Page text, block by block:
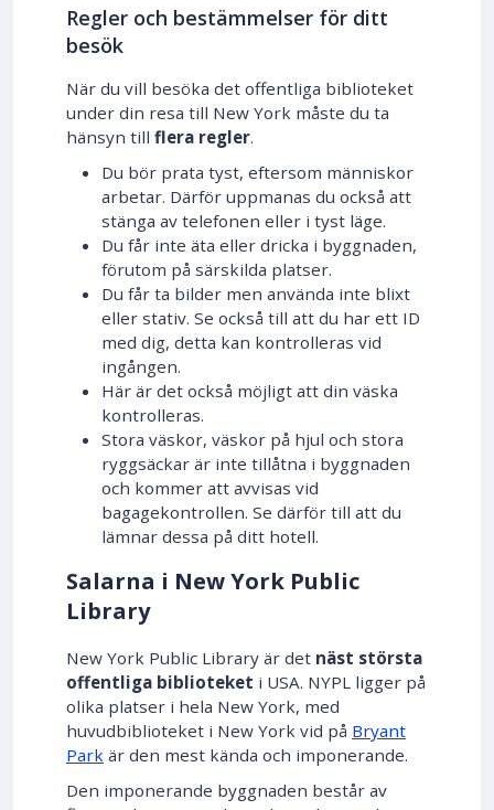
Regler och bestämmelser för ditt
besök
När du vill besöka det offentliga biblioteket
under din resa till New York måste du ta
hänsyn till flera regler.
Du bör prata tyst, eftersom människor
arbetar. Därför uppmanas du också att
stänga av telefonen eller i tyst läge.
Du får inte äta eller dricka i byggnaden,
förutom på särskilda platser.
Du får ta bilder men använda inte blixt
eller stativ. Se också till att du har ett ID
med dig, detta kan kontrolleras vid
ingången.
Här är det också möjligt att din väska
kontrolleras.
Stora väskor, väskor på hjul och stora
ryggsäckar är inte tillåtna i byggnaden
och kommer att avvisas vid
bagagekontrollen. Se därför till att du
lämnar dessa på ditt hotell.
Salarna i New York Public
Library
New York Public Library är det näst största
offentliga biblioteket i USA. NYPL ligger på
olika platser i hela New York, med
huvudbiblioteket i New York vid på Bryant
Park är den mest kända och imponerande.
Den imponerande byggnaden består av